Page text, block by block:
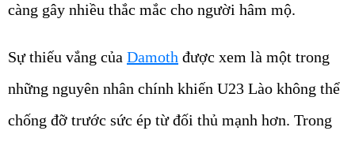
càng gây nhiều thắc mắc cho người hâm mộ.
Sự thiếu vắng của Damoth được xem là một trong
những nguyên nhân chính khiến U23 Lào không thể
chống đỡ trước sức ép từ đối thủ mạnh hơn. Trong